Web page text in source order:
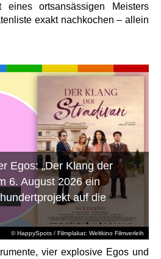
eines ortsansässigen Meisters
exakt nachkochen – allein
© HappySpots / Filmplakat: Weltkino Filmverleih
Egos: „Der Klang der
6. August 2026 ein
auf die
vier explosive Egos und